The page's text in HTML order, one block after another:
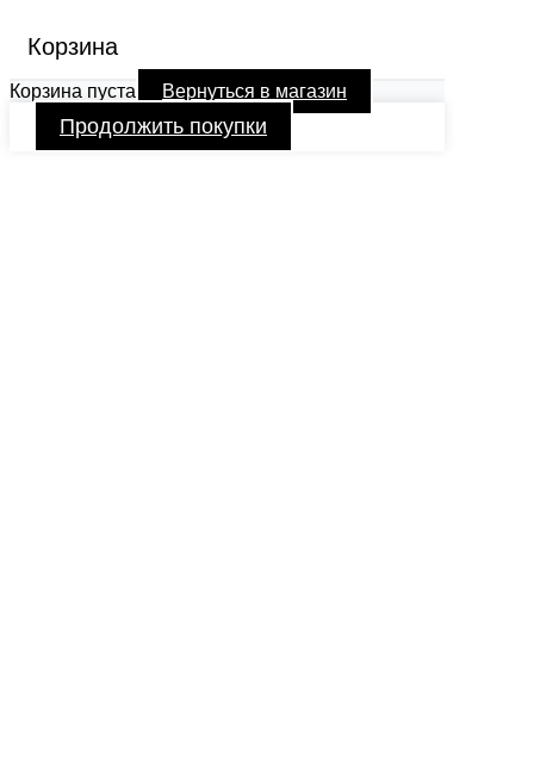
Корзина
Корзина пуста Вернуться в магазин
Продолжить покупки